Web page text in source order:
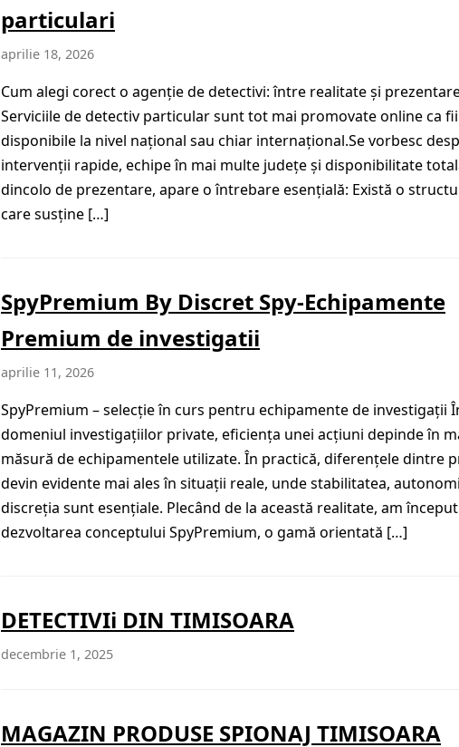
particulari
aprilie 18, 2026
Cum alegi corect o agenție de detectivi: între realitate și
Serviciile de detectiv particular sunt tot mai promovate online ca
disponibile la nivel național sau chiar internațional.Se vorbesc
intervenții rapide, echipe în mai multe județe și disponibilitate
dincolo de prezentare, apare o întrebare esențială: Există o
care susține […]
SpyPremium By Discret Spy-Echipamente
Premium de investigatii
aprilie 11, 2026
SpyPremium – selecție în curs pentru echipamente de investigații
domeniul investigațiilor private, eficiența unei acțiuni depinde în
măsură de echipamentele utilizate. În practică, diferențele dintre
devin evidente mai ales în situații reale, unde stabilitatea,
discreția sunt esențiale. Plecând de la această realitate, am început
dezvoltarea conceptului SpyPremium, o gamă orientată […]
DETECTIVIi DIN TIMISOARA
decembrie 1, 2025
MAGAZIN PRODUSE SPIONAJ TIMISOARA